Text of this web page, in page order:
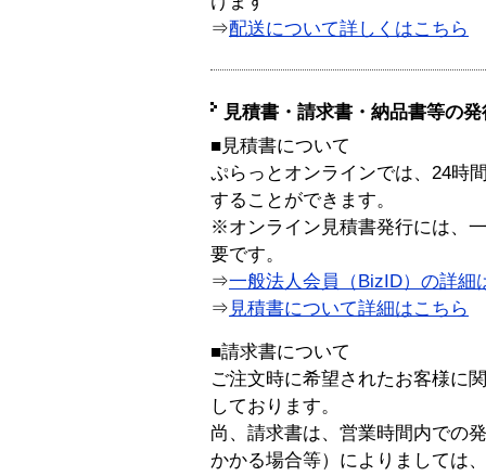
⇒配送について詳しくはこちら
見積書・請求書・納品書等の
■見積書について
ぷらっとオンラインでは、24時
することができます。
※オンライン見積書発行には、
要です。
⇒一般法人会員（BizID）の詳細
⇒ 見積書について詳細はこちら
■請求書について
ご注文時に希望されたお客様に
しております。
尚、請求書は、営業時間内での
かかる場合等）によりましては